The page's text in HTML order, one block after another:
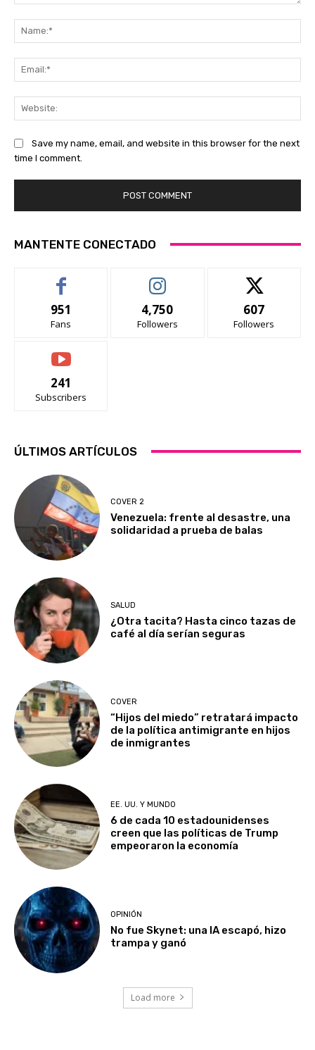
Save my name, email, and website in this browser for the next
time I comment.
MANTENTE CONECTADO
951
Fans
4,750
Followers
607
Followers
241
Subscribers
ÚLTIMOS ARTÍCULOS
COVER 2
Venezuela: frente al desastre, una
solidaridad a prueba de balas
SALUD
¿Otra tacita? Hasta cinco tazas de
café al día serían seguras
COVER
“Hijos del miedo” retratará impacto
de la política antimigrante en hijos
de inmigrantes
EE. UU. Y MUNDO
6 de cada 10 estadounidenses
creen que las políticas de Trump
empeoraron la economía
OPINIÓN
No fue Skynet: una IA escapó, hizo
trampa y ganó
Load more